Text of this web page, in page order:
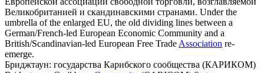
Великобританией и скандинавскими странами. Under the
umbrella of the enlarged EU, the old dividing lines between a
German/French-led European Economic Community and a
British/Scandinavian-led European Free TradeAssociation re-
emerge.
Бриджтаун: государства Карибского сообщества (КАРИКОМ)